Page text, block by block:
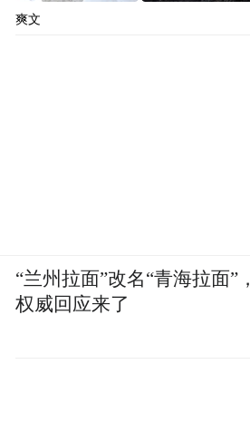
爽文
“兰州拉面”改名“青海拉面”，
权威回应来了